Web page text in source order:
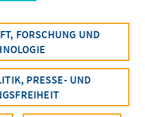
FORSCHUNG UND
PRESSE- UND